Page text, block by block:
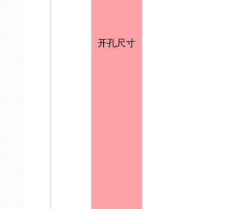
开孔尺寸